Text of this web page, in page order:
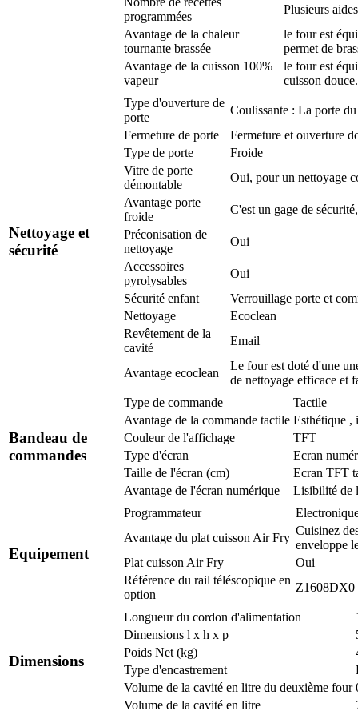
programmées
Plusieurs
Avantage de la chaleur
tournante brassée
le four est
permet de
Avantage de la cuisson 100%
vapeur
le four est
cuisson douce.
Nettoyage et
sécurité
Type d'ouverture de
porte
Coulissante : La porte
Fermeture de porte
Fermeture et ouverture
Type de porte
Froide
Vitre de porte
démontable
Oui, pour un nettoyage
Avantage porte
froide
C'est un gage de
Préconisation de
nettoyage
Oui
Accessoires
pyrolysables
Oui
Sécurité enfant
Verrouillage porte et
Nettoyage
Ecoclean
Revêtement de la
cavité
Email
Avantage ecoclean
Le four est doté d'une
de nettoyage efficace et
Bandeau de
commandes
Type de commande
Tactile
Avantage de la commande tactile Esthétique ,
Couleur de l'affichage
TFT
Type d'écran
Ecran
Taille de l'écran (cm)
Ecran TFT
Avantage de l'écran numérique
Lisibilité de
Equipement
Programmateur
Avantage du plat cuisson Air Fry
Cuisinez
enveloppe
Plat cuisson Air Fry
Oui
Référence du rail téléscopique en
option
Z1608DX0
Dimensions
Longueur du cordon d'alimentation
Dimensions l x h x p
Poids Net (kg)
Type d'encastrement
Volume de la cavité en litre du deuxième four
Volume de la cavité en litre